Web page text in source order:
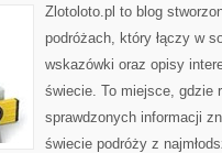
Zlotoloto.pl to blog
podróżach, który łączy w
wskazówki oraz opisy
świecie. To miejsce, gdzie
sprawdzonych informacji
świecie podróży z